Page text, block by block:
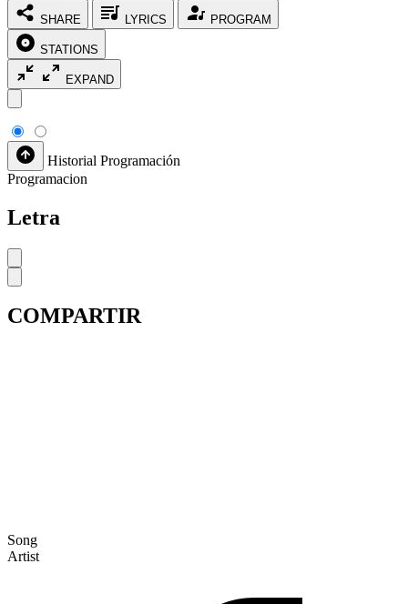
SHARE LYRICS PROGRAM
STATIONS
EXPAND
Historial Programación
Programacion
Letra
COMPARTIR
Song
Artist